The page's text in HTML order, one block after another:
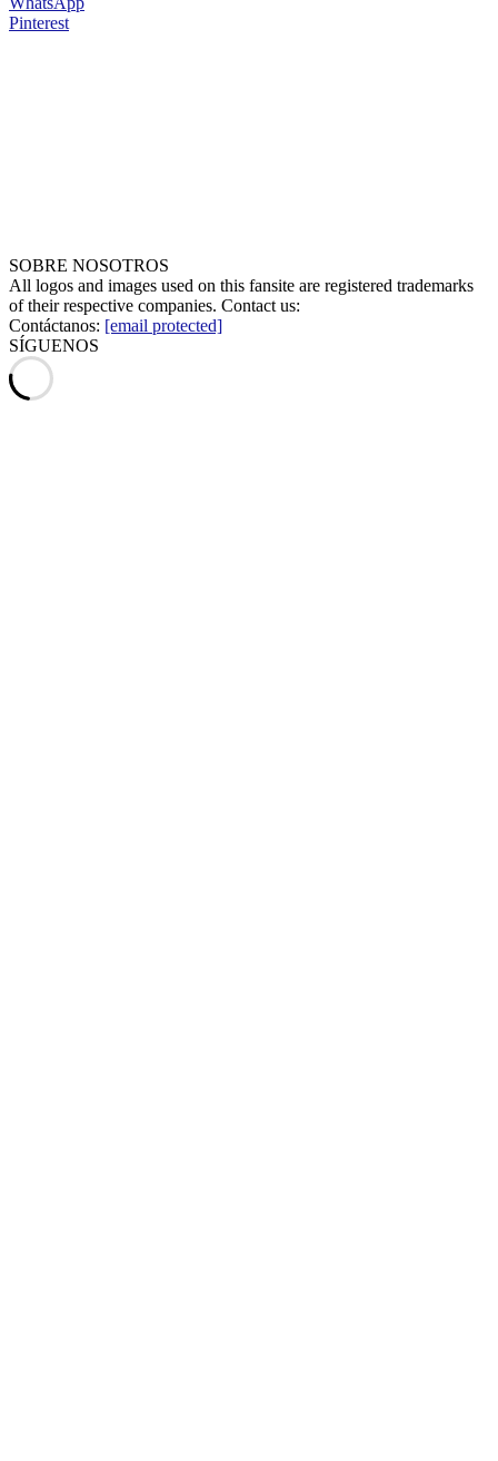
Pinterest
SOBRE NOSOTROS
All logos and images used on this fansite are registered trademarks
of their respective companies. Contact us:
Contáctanos: [email protected]
SÍGUENOS